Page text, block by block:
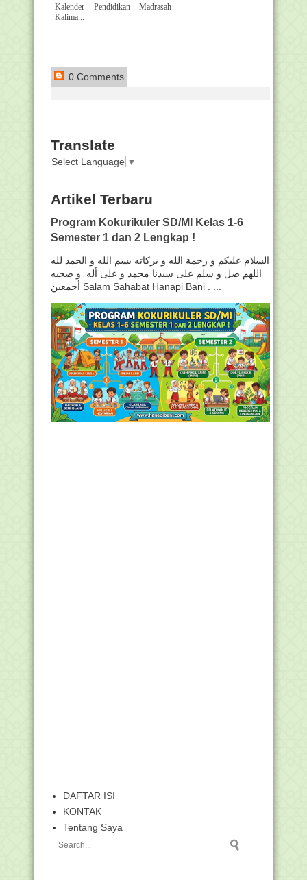
Kalender Pendidikan Madrasah
Kalima...
0 Comments
Translate
Select Language ▼
Artikel Terbaru
Program Kokurikuler SD/MI Kelas 1-6
Semester 1 dan 2 Lengkap !
السلام عليكم و رحمة الله و بركاته بسم الله و الحمد لله
اللهم صل و سلم على سيدنا محمد و على أله و صحبه
أجمعين Salam Sahabat Hanapi Bani . ...
DAFTAR ISI
KONTAK
Tentang Saya